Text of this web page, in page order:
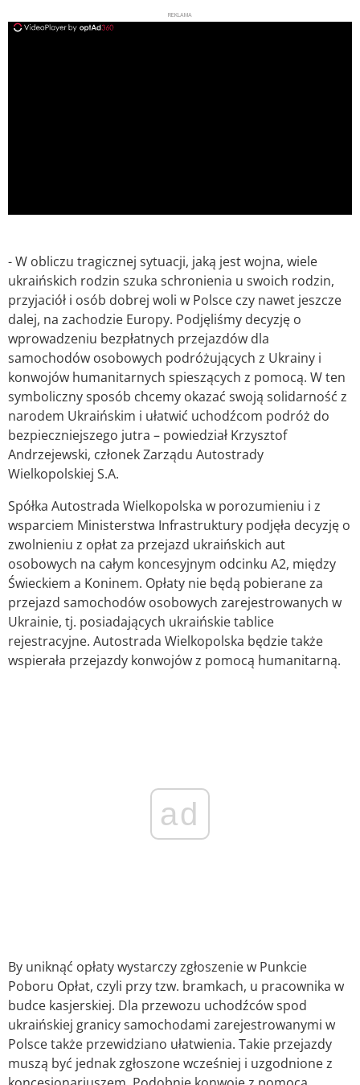
REKLAMA
- W obliczu tragicznej sytuacji, jaką jest wojna, wiele
ukraińskich rodzin szuka schronienia u swoich rodzin,
przyjaciół i osób dobrej woli w Polsce czy nawet jeszcze
dalej, na zachodzie Europy. Podjęliśmy decyzję o
wprowadzeniu bezpłatnych przejazdów dla
samochodów osobowych podróżujących z Ukrainy i
konwojów humanitarnych spieszących z pomocą. W ten
symboliczny sposób chcemy okazać swoją solidarność z
narodem Ukraińskim i ułatwić uchodźcom podróż do
bezpieczniejszego jutra – powiedział Krzysztof
Andrzejewski, członek Zarządu Autostrady
Wielkopolskiej S.A.
Spółka Autostrada Wielkopolska w porozumieniu i z
wsparciem Ministerstwa Infrastruktury podjęła decyzję o
zwolnieniu z opłat za przejazd ukraińskich aut
osobowych na całym koncesyjnym odcinku A2, między
Świeckiem a Koninem. Opłaty nie będą pobierane za
przejazd samochodów osobowych zarejestrowanych w
Ukrainie, tj. posiadających ukraińskie tablice
rejestracyjne. Autostrada Wielkopolska będzie także
wspierała przejazdy konwojów z pomocą humanitarną.
ad
By uniknąć opłaty wystarczy zgłoszenie w Punkcie
Poboru Opłat, czyli przy tzw. bramkach, u pracownika w
budce kasjerskiej. Dla przewozu uchodźców spod
ukraińskiej granicy samochodami zarejestrowanymi w
Polsce także przewidziano ułatwienia. Takie przejazdy
muszą być jednak zgłoszone wcześniej i uzgodnione z